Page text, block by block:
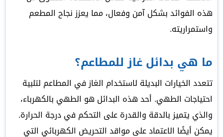
هذه الفوائد بشكل آمن وفعال، مما يعزز نجاح المطعم
واستمراريته.
ما هي بدائل غاز للمطاعم؟
تتعدد الخيارات البديلة لاستخدام الغاز في المطاعم لتلبية
احتياجات الطهي. أحد هذه البدائل هو الطهي بالكهرباء،
والذي يتميز بالدقة والقدرة على التحكم في درجة الحرارة.
يمكن أيضًا الاعتماد على مواقد التحريض الكهربائي التي